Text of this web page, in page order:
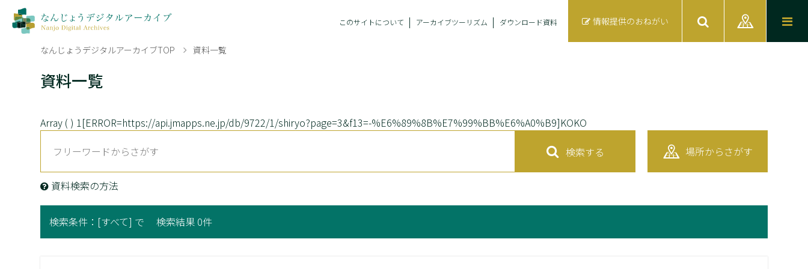
このサイトについて アーカイブツーリズム ダウンロード資料 情報提供のおねがい
なんじょうデジタルアーカイブTOP 資料一覧
資料一覧
Array ( ) 1[ERROR=https://api.jmapps.ne.jp/db/9722/1/shiryo?page=3&f13=-%E6%89%8B%E7%99%BB%E6%A0%B9]KOKO
検索する 場所からさがす
資料検索の方法
検索条件： [すべて] で 検索結果 0件